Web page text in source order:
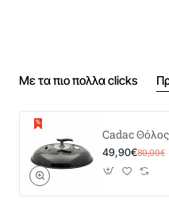
Με τα πιο πολλα clicks
Cadac
49,90€80,00€